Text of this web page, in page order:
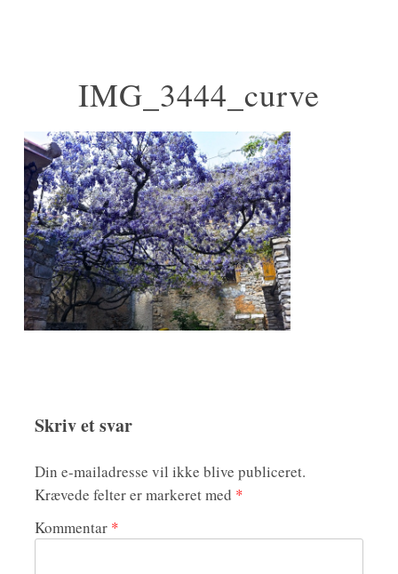
IMG_3444_curve
Skriv et svar
Din e-mailadresse vil ikke blive publiceret.
Krævede felter er markeret med *
Kommentar *